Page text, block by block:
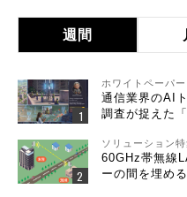
週間
ホワイトペーパー
通信業界のAI
調査が捉えた「
ソリューション特
60GHz帯無線
ーの間を埋め